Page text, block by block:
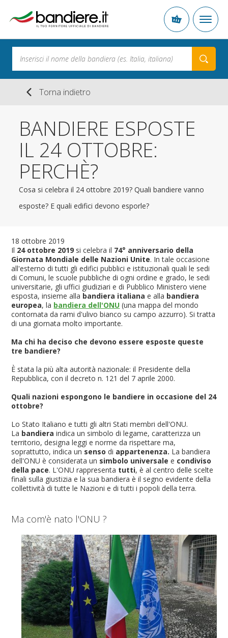
Torna indietro
BANDIERE ESPOSTE
IL 24 OTTOBRE:
PERCHÈ?
Cosa si celebra il 24 ottobre 2019? Quali bandiere vanno
esposte? E quali edifici devono esporle?
18 ottobre 2019
Il 24 ottobre 2019 si celebra il 74° anniversario della
Giornata Mondiale delle Nazioni Unite. In tale occasione
all'esterno di tutti gli edifici pubblici e istituzionali quali le sedi
di Comuni, le scuole pubbliche di ogni ordine e grado, le sedi
universitarie, gli uffici giudiziari e di Pubblico Ministero viene
esposta, insieme alla bandiera italiana e alla bandiera
europea, la bandiera dell'ONU (una mappa del mondo
contornata da rami d'ulivo bianco su campo azzurro). Si tratta
di una giornata molto importante.
Ma chi ha deciso che devono essere esposte queste
tre bandiere?
È stata la più alta autorità nazionale: il Presidente della
Repubblica, con il decreto n. 121 del 7 aprile 2000.
Quali nazioni espongono le bandiere in occasione del 24
ottobre?
Lo Stato Italiano e tutti gli altri Stati membri dell'ONU.
La bandiera indica un simbolo di legame, caratterizza un
territorio, designa leggi e norme da rispettare ma,
soprattutto, indica un sensodi appartenenza. La bandiera
dell'ONU è considerata un simbolo universalee condiviso
della pace. L'ONU rappresenta tutti, è al centro delle scelte
finali sulla giustizia e la sua bandiera è il segno evidente della
collettività di tutte le Nazioni e di tutti i popoli della terra.
Ma com'è nato l'ONU ?